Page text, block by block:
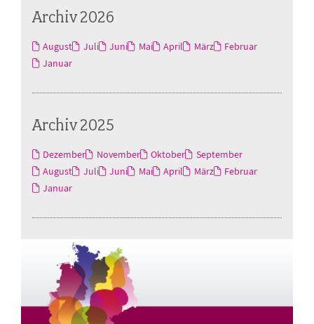
Archiv 2026
August Juli Juni Mai April März
Februar
Januar
Archiv 2025
Dezember November Oktober
September
August
Juli Juni Mai April März
Februar
Januar